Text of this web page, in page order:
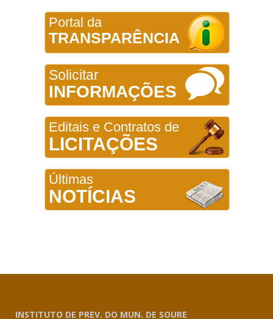
Portal da
TRANSPARÊNCIA
Solicitar
INFORMAÇÕES
Editais e Contratos de
LICITAÇÕES
Últimas
NOTÍCIAS
INSTITUTO DE PREV. DO MUN. DE SOURE